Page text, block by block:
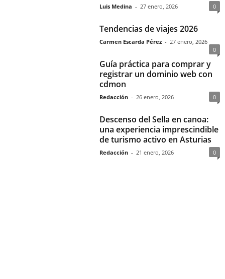
Luis Medina - 27 enero, 2026 0
Tendencias de viajes 2026
Carmen Escarda Pérez - 27 enero, 2026
0
Guía práctica para comprar y
registrar un dominio web con
cdmon
Redacción - 26 enero, 2026 0
Descenso del Sella en canoa:
una experiencia imprescindible
de turismo activo en Asturias
Redacción - 21 enero, 2026 0